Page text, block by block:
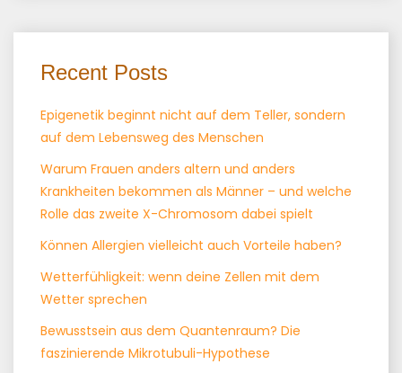
Recent Posts
Epigenetik beginnt nicht auf dem Teller, sondern
auf dem Lebensweg des Menschen
Warum Frauen anders altern und anders
Krankheiten bekommen als Männer – und welche
Rolle das zweite X-Chromosom dabei spielt
Können Allergien vielleicht auch Vorteile haben?
Wetterfühligkeit: wenn deine Zellen mit dem
Wetter sprechen
Bewusstsein aus dem Quantenraum? Die
faszinierende Mikrotubuli-Hypothese